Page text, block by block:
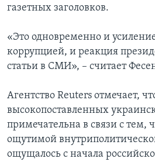
газетных заголовков.
«Это одновременно и
коррупцией, и реакция
статьи в СМИ», – считает
Агентство Reuters отмечает,
высокопоставленных
примечательна в связи с тем,
ощутимой
ощущалось с начала